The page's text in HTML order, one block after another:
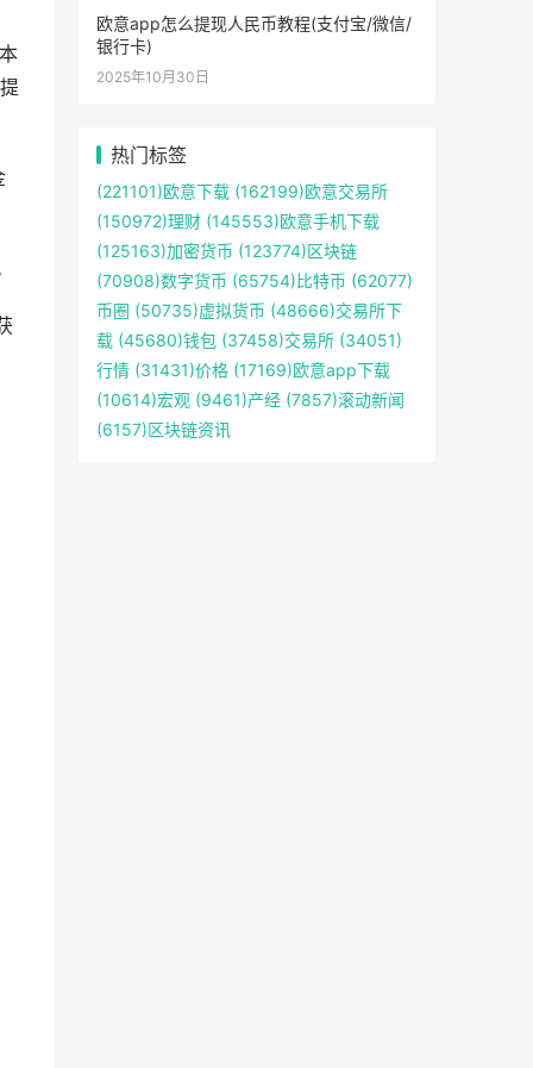
欧意app怎么提现人民币教程(支付宝/微信/
银行卡)
2025年10月30日
热门标签
(221101)欧意下载 (162199)欧意交易所
(150972)理财 (145553)欧意手机下载
(125163)加密货币 (123774)区块链
(70908)数字货币 (65754)比特币 (62077)
币圈 (50735)虚拟货币 (48666)交易所下
载 (45680)钱包 (37458)交易所 (34051)
行情 (31431)价格 (17169)欧意app下载
(10614)宏观 (9461)产经 (7857)滚动新闻
(6157)区块链资讯